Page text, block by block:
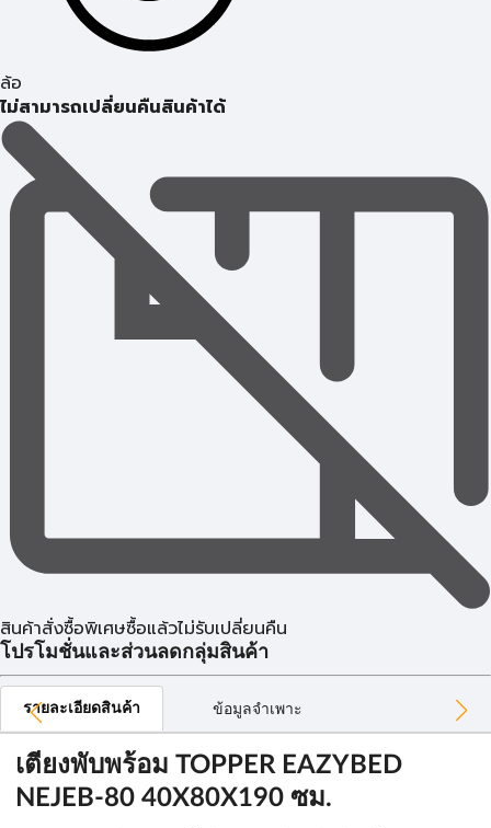
ล้อ
ไม่สามารถเปลี่ยนคืนสินค้าได้
สินค้าสั่งซื้อพิเศษซื้อแล้วไม่รับเปลี่ยนคืน
โปรโมชั่นและส่วนลดกลุ่มสินค้า
รายละเอียดสินค้า ข้อมูลจำเพาะ
เตียงพับพร้อม TOPPER EAZYBED
NEJEB-80 40X80X190 ซม.